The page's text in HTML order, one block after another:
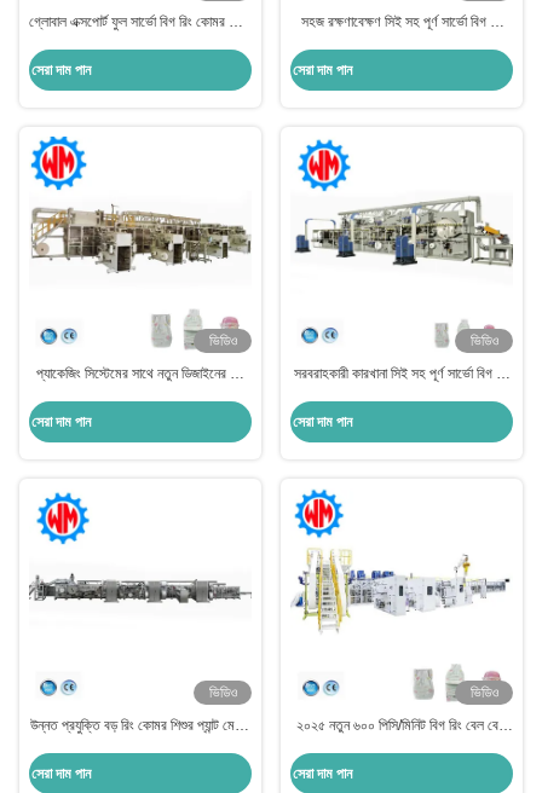
গ্লোবাল এক্সপোর্ট ফুল সার্ভো বিগ রিং কোমর শিশুর
সেরা দাম পান
সহজ রক্ষণাবেক্ষণ সিই সহ পূর্ণ সার্ভো বিগ রিং
সেরা দাম পান
ভিডিও
প্যাকেজিং সিস্টেমের সাথে নতুন ডিজাইনের ফুল
সেরা দাম পান
ভিডিও
সরবরাহকারী কারখানা সিই সহ পূর্ণ সার্ভো বিগ রিং
সেরা দাম পান
ভিডিও
উন্নত প্রযুক্তি বড় রিং কোমর শিশুর প্যান্ট মেশিন
সেরা দাম পান
ভিডিও
২০২৫ নতুন ৬০০ পিসি/মিনিট বিগ রিং বেল বেবি
সেরা দাম পান